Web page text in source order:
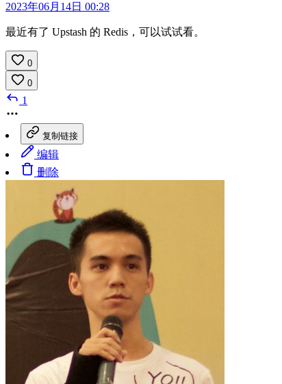
2023年06月14日 00:28
最近有了 Upstash 的 Redis，可以试试看。
0
0
1
复制链接
编辑
删除